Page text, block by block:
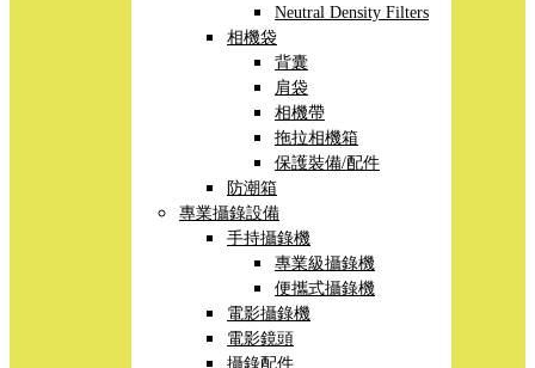
Neutral Density Filters
相機袋
背囊
肩袋
相機帶
拖拉相機箱
保護裝備/配件
防潮箱
專業攝錄設備
手持攝錄機
專業級攝錄機
便攜式攝錄機
電影攝錄機
電影鏡頭
攝錄配件